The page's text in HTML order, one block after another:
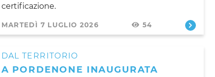
certificazione.
MARTEDÌ 7 LUGLIO 2026 54
DAL TERRITORIO
A PORDENONE INAUGURATA